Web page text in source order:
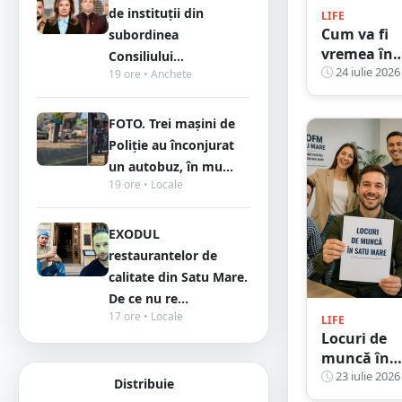
de instituții din
subordinea
Consiliului...
19 ore • Anchete
FOTO. Trei mașini de
Poliție au înconjurat
un autobuz, în mu...
19 ore • Locale
EXODUL
restaurantelor de
calitate din Satu Mare.
De ce nu re...
17 ore • Locale
Distribuie
LIFE
Cum va fi
vremea în
weekend la
Satu Mare.
Ce vești au
24 iulie 2026
LIFE
Locuri de
muncă în
județul Satu
Mare. Alte
23 iulie 2026